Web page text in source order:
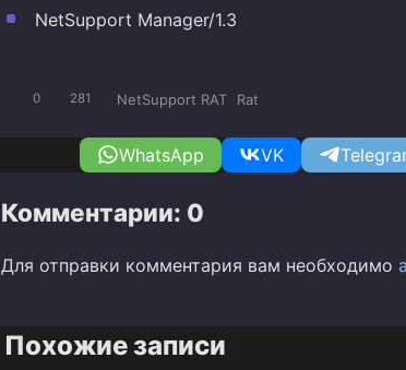
NetSupport Manager/1.3
0 281 NetSupport RAT Rat
WhatsApp VK
Комментарии: 0
Для отправки комментария вам необходимо
Похожие записи